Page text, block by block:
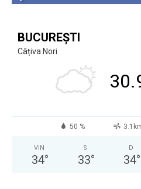
BUCUREȘTI
Câțiva Nori
50 %
VIN
34°
S
33°
D
34°